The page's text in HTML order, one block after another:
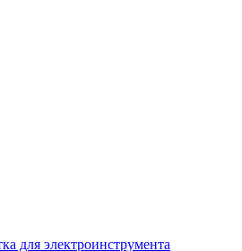
для электроинструмента